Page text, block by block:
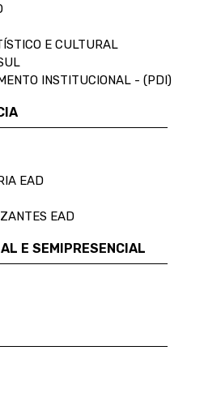
E CULTURAL
INSTITUCIONAL - (PDI)
EAD
EAD
E SEMIPRESENCIAL